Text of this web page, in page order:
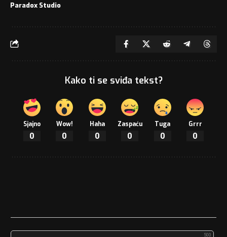
Paradox Studio
Kako ti se sviđa tekst?
Sjajno
0
Wow!
0
Haha
0
Zaspaću
0
Tuga
0
Grrr
0
500